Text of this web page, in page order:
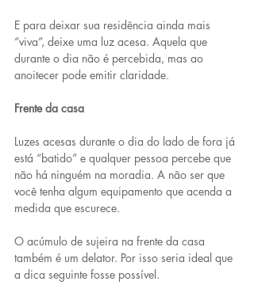
E para deixar sua residência ainda mais
“viva”, deixe uma luz acesa. Aquela que
durante o dia não é percebida, mas ao
anoitecer pode emitir claridade.
Frente da casa
Luzes acesas durante o dia do lado de fora já
está “batido” e qualquer pessoa percebe que
não há ninguém na moradia. A não ser que
você tenha algum equipamento que acenda a
medida que escurece.
O acúmulo de sujeira na frente da casa
também é um delator. Por isso seria ideal que
a dica seguinte fosse possível.